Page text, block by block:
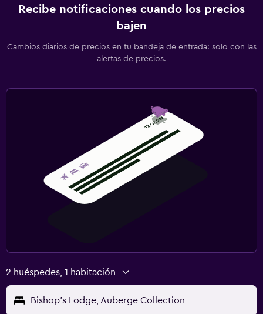
Recibe notificaciones cuando los precios
bajen
Cambios diarios de precios en tu bandeja de entrada: solo con las
alertas de precios.
2 huéspedes, 1 habitación
Bishop's Lodge, Auberge Collection